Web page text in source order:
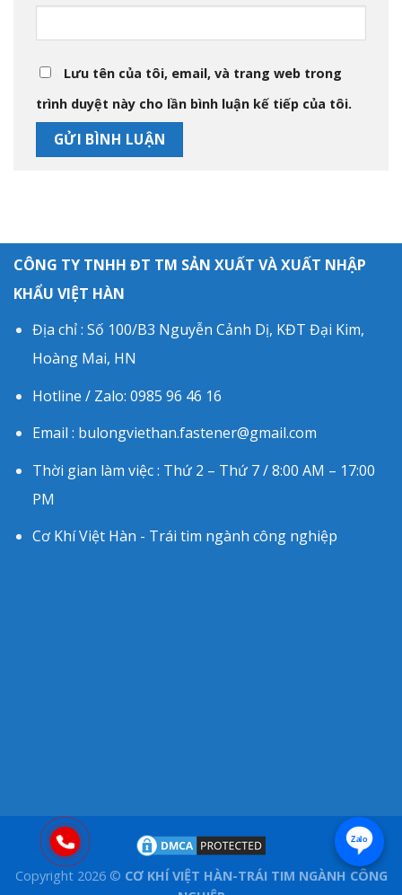
Lưu tên của tôi, email, và trang web trong
trình duyệt này cho lần bình luận kế tiếp của tôi.
CÔNG TY TNHH ĐT TM SẢN XUẤT VÀ XUẤT NHẬP
KHẨU VIỆT HÀN
Địa chỉ : Số 100/B3 Nguyễn Cảnh Dị, KĐT Đại Kim,
Hoàng Mai, HN
Hotline / Zalo: 0985 96 46 16
Email : bulongviethan.fastener@gmail.com
Thời gian làm việc : Thứ 2 – Thứ 7 / 8:00 AM – 17:00
PM
Cơ Khí Việt Hàn - Trái tim ngành công nghiệp
Copyright 2026 © CƠ KHÍ VIỆT HÀN-TRÁI TIM NGÀNH CÔNG
Zalo